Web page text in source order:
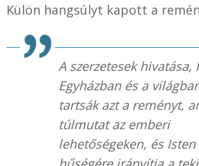
Külön hangsúlyt kapott a
A szerzetesek hivatása,
Egyházban és a
tartsák azt a reményt,
túlmutat az emberi
lehetőségeken, és